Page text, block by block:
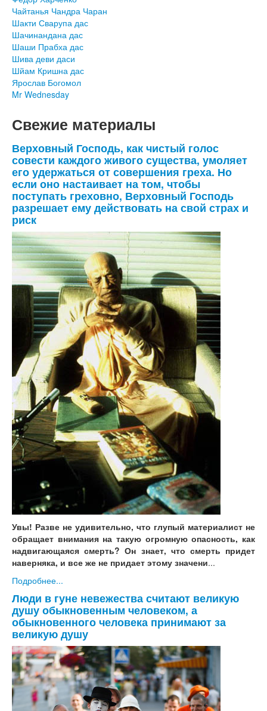
Чайтанья Чандра Чаран
Шакти Сварупа дас
Шачинандана дас
Шаши Прабха дас
Шива деви даси
Шйам Кришна дас
Ярослав Богомол
Mr Wednesday
Свежие материалы
Верховный Господь, как чистый голос
совести каждого живого существа, умоляет
его удержаться от совершения греха. Но
если оно настаивает на том, чтобы
поступать греховно, Верховный Господь
разрешает ему действовать на свой страх и
риск
Увы! Разве не удивительно, что глупый материалист не
обращает внимания на такую огромную опасность, как
надвигающаяся смерть? Он знает, что смерть придет
наверняка, и все же не придает этому значени...
Подробнее...
Люди в гуне невежества считают великую
душу обыкновенным человеком, а
обыкновенного человека принимают за
великую душу